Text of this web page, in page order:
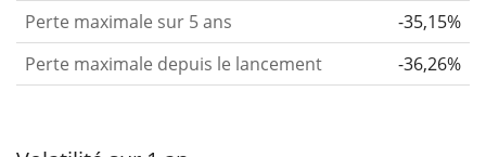
Perte maximale sur 5 ans
-35,15%
Perte maximale depuis le lancement
-36,26%